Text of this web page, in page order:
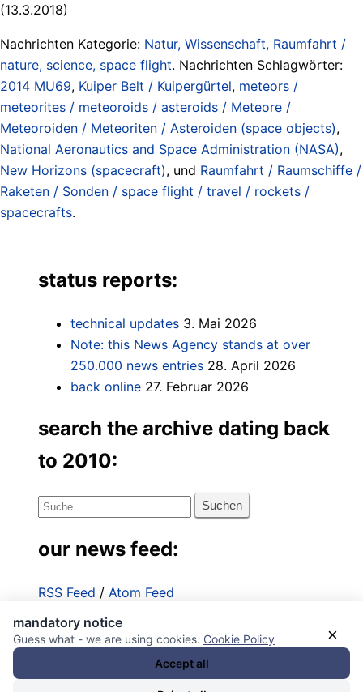
(13.3.2018)
Nachrichten Kategorie: Natur, Wissenschaft, Raumfahrt /
nature, science, space flight. Nachrichten Schlagwörter:
2014 MU69, Kuiper Belt / Kuipergürtel, meteors /
meteorites / meteoroids / asteroids / Meteore /
Meteoroiden / Meteoriten / Asteroiden (space objects),
National Aeronautics and Space Administration (NASA),
New Horizons (spacecraft), und Raumfahrt / Raumschiffe /
Raketen / Sonden / space flight / travel / rockets /
spacecrafts.
status reports:
technical updates 3. Mai 2026
Note: this News Agency stands at over
250.000 news entries 28. April 2026
back online 27. Februar 2026
search the archive dating back
to 2010:
Suche
our news feed:
RSS Feed / Atom Feed
Impressum
Datenschutzerklärung
×
mandatory notice
Guess what - we are using cookies. Cookie Policy
Accept all